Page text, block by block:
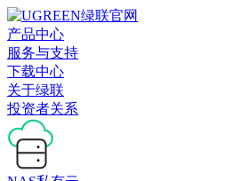
产品中心
服务与支持
下载中心
关于绿联
投资者关系